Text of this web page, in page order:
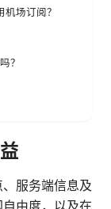
场订阅？
？
服务端信息及
由度，以及在